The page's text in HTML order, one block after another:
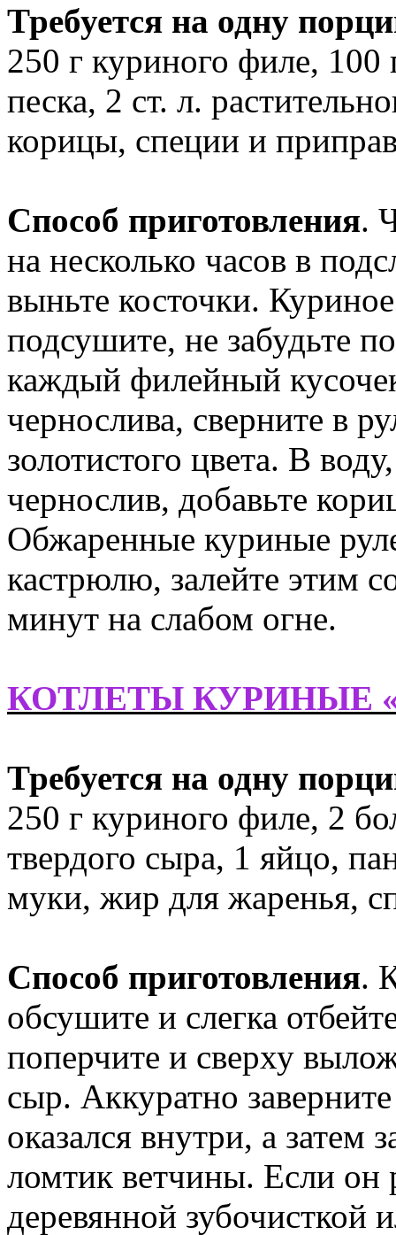
Требуется на одну
250 г куриного филе, 100
песка, 2 ст. л.
корицы, специи и
Способ приготовления.
на несколько часов в
выньте косточки.
подсушите, не забудьте
каждый филейный
чернослива, сверните в
золотистого цвета. В
чернослив, добавьте
Обжаренные куриные
кастрюлю, залейте этим
минут на слабом огне.
КОТЛЕТЫ КУРИНЫЕ
Требуется на одну
250 г куриного филе, 2
твердого сыра, 1 яйцо,
муки, жир для жаренья,
Способ приготовления.
обсушите и слегка
поперчите и сверху
сыр. Аккуратно
оказался внутри, а затем
ломтик ветчины. Если он
деревянной зубочисткой